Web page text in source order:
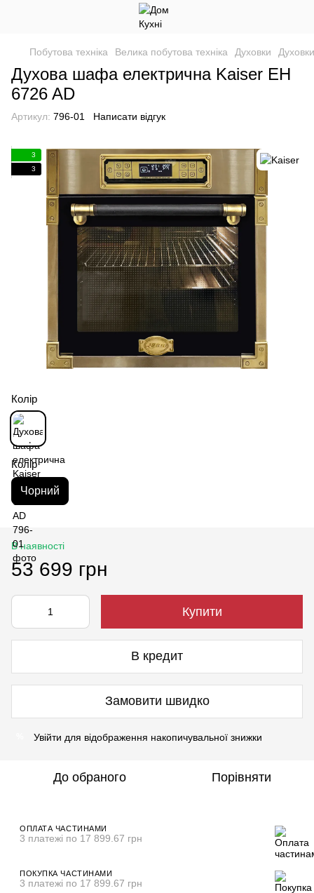
Побутова техніка Велика побутова техніка Духовки
Духова шафа електрична Kaiser EH
6726 AD
Артикул: 796-01 Написати відгук
3
3
Колір
Колір
Чорний
В наявності
53 699 грн
Купити
В кредит
Замовити швидко
Увійти для відображення накопичувальної знижки
До обраного Порівняти
ОПЛАТА ЧАСТИНАМИ
3 платежі по 17 899.67 грн
ПОКУПКА ЧАСТИНАМИ
3 платежі по 17 899.67 грн